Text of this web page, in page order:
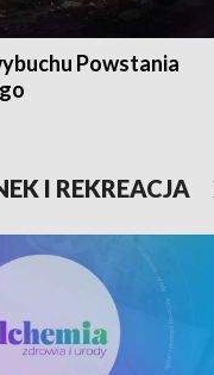
Powstania
I REKREACJA